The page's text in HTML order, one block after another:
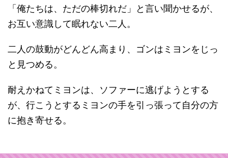
「俺たちは、ただの棒切れだ」と言い聞かせるが、
お互い意識して眠れない二人。
二人の鼓動がどんどん高まり、ゴンはミヨンをじっ
と見つめる。
耐えかねてミヨンは、ソファーに逃げようとする
が、行こうとするミヨンの手を引っ張って自分の方
に抱き寄せる。